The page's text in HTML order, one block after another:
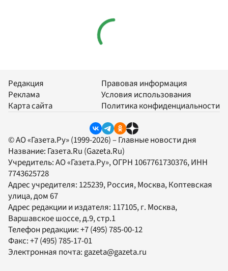
Редакция
Реклама
Карта сайта
Правовая информация
Условия использования
Политика конфиденциальности
© АО «Газета.Ру» (1999-2026) – Главные новости дня
Название: Газета.Ru (Gazeta.Ru)
Учредитель:АО «Газета.Ру», ОГРН 1067761730376, ИНН
7743625728
Адрес учредителя: 125239, Россия, Москва, Коптевская
улица, дом 67
Адрес редакции и издателя: 117105, г. Москва,
Варшавское шоссе, д.9, стр.1
Телефон редакции:+7 (495) 785-00-12
Факс:+7 (495) 785-17-01
Электронная почта: gazeta@gazeta.ru